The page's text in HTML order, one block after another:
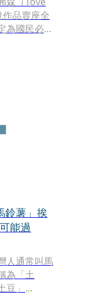
品賣座全
為國民必讀
鈴薯」挨
能過
人通常叫馬
為「土
」